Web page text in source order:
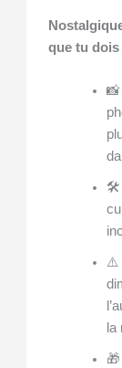
que tu
📸
🛠️
⚠️
la
🎁